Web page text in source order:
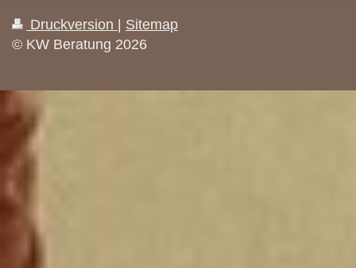
Druckversion | Sitemap
© KW Beratung 2026